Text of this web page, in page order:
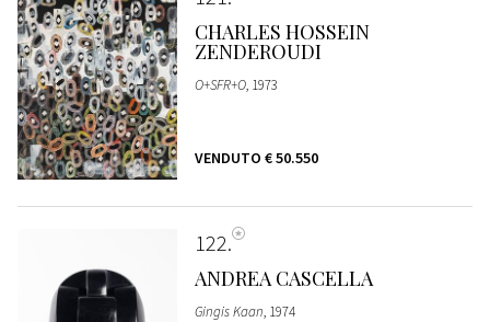
CHARLES HOSSEIN
ZENDEROUDI
O+SFR+O, 1973
VENDUTO € 50.550
122
ANDREA CASCELLA
Gingis Kaan, 1974